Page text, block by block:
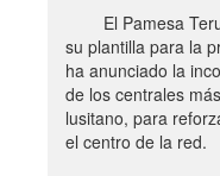
El Pamesa
su plantilla para la
ha anunciado la
de los centrales
lusitano, para
el centro de la red.